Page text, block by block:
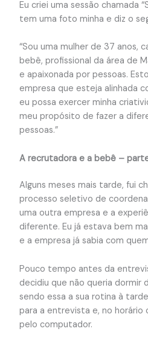
Eu criei uma sessão chamada
tem uma foto minha e diz o
“Sou uma mulher de 37 anos,
bebê, profissional da área de
e apaixonada por pessoas.
empresa que esteja alinhada
eu possa exercer minha
meu propósito de fazer a
pessoas.”
A recrutadora e a bebê –
Alguns meses mais tarde, fui
processo seletivo de
uma outra empresa e a
diferente. Eu já estava bem
e a empresa já sabia com
Pouco tempo antes da
decidiu que não queria dormir
sendo essa a sua rotina à
para a entrevista e, no horário
pelo computador.